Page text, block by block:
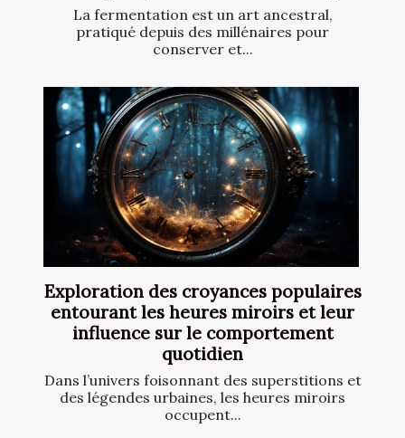
La fermentation est un art ancestral,
pratiqué depuis des millénaires pour
conserver et...
Exploration des croyances populaires
entourant les heures miroirs et leur
influence sur le comportement
quotidien
Dans l’univers foisonnant des superstitions et
des légendes urbaines, les heures miroirs
occupent...